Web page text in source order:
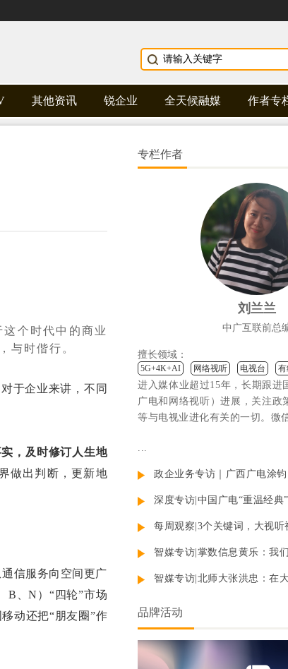
其他资讯 锐企业 全天候融媒 作者专
个时代中的商业
与时偕行。
于企业来讲，不同
，及时修订人生地
做出判断，更新地
信服务向空间更广
B、N）“四轮”市场
动还把“朋友圈”作
专栏作者
刘兰兰
中广互联前总
擅长领域：
5G+4K+AI 网络视听 电视台
进入媒体业超过15年，长期跟进
广电和网络视听）进展，关注政
等与电视业进化有关的一切。微
...
政企业务专访｜广西广电涂
深度专访|中国广电“重温经典
每周观察|3个关键词，大视听
智媒专访|掌数信息黄乐：我
智媒专访|北师大张洪忠：在
品牌活动